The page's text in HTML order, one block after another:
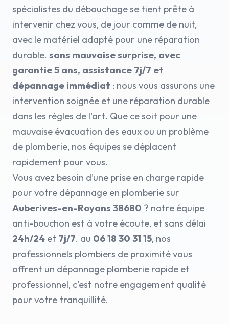
spécialistes du débouchage se tient prête à
intervenir chez vous, de jour comme de nuit,
avec le matériel adapté pour une réparation
durable. sans mauvaise surprise, avec
garantie 5 ans, assistance 7j/7 et
dépannage immédiat : nous vous assurons une
intervention soignée et une réparation durable
dans les règles de l'art. Que ce soit pour une
mauvaise évacuation des eaux ou un problème
de plomberie, nos équipes se déplacent
rapidement pour vous.
Vous avez besoin d’une prise en charge rapide
pour votre dépannage en plomberie sur
Auberives-en-Royans 38680 ? notre équipe
anti-bouchon est à votre écoute, et sans délai
24h/24 et 7j/7. au 06 18 30 31 15, nos
professionnels plombiers de proximité vous
offrent un dépannage plomberie rapide et
professionnel, c'est notre engagement qualité
pour votre tranquillité.